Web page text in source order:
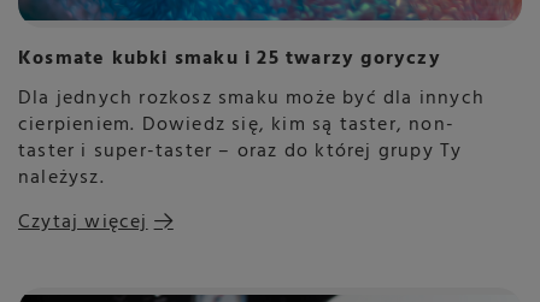
Kosmate kubki smaku i 25 twarzy goryczy
Dla jednych rozkosz smaku może być dla innych
cierpieniem. Dowiedz się, kim są taster, non-
taster i super-taster – oraz do której grupy Ty
należysz.
Czytaj więcej